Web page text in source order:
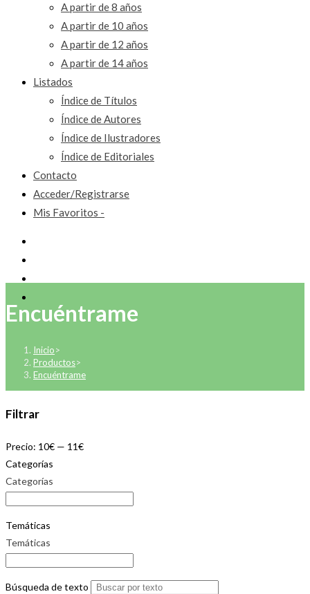
A partir de 8 años
A partir de 10 años
A partir de 12 años
A partir de 14 años
Listados
Índice de Títulos
Índice de Autores
Índice de Ilustradores
Índice de Editoriales
Contacto
Acceder/Registrarse
Mis Favoritos -
Encuéntrame
Inicio>
Productos>
Encuéntrame
Filtrar
Precio: 10€ — 11€
Categorías
Categorías
Temáticas
Temáticas
Búsqueda de texto